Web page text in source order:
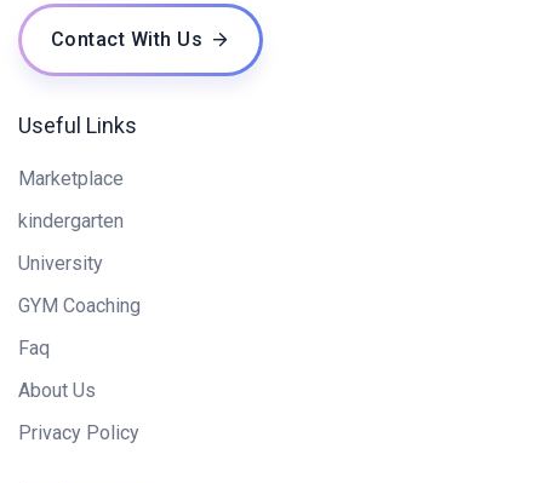
Contact With Us
Useful Links
Marketplace
kindergarten
University
GYM Coaching
Faq
About Us
Privacy Policy